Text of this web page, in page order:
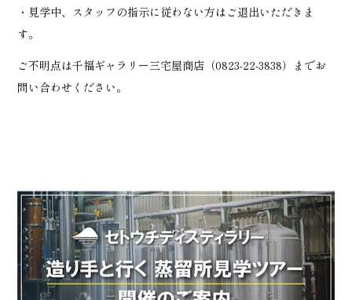
・見学中、スタッフの指示に従わない方はご退出いただきま
す。
ご不明点は千福ギャラリー三宅屋商店（0823-22-3838）までお
問い合わせください。